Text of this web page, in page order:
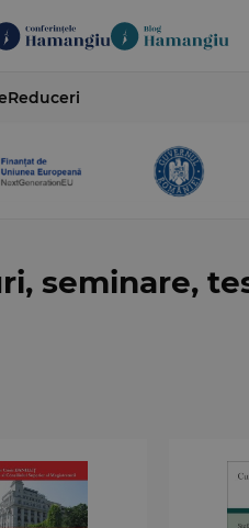
Reduceri
seminare,